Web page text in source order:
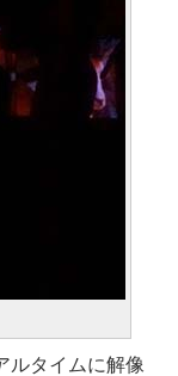
ルタイムに解像